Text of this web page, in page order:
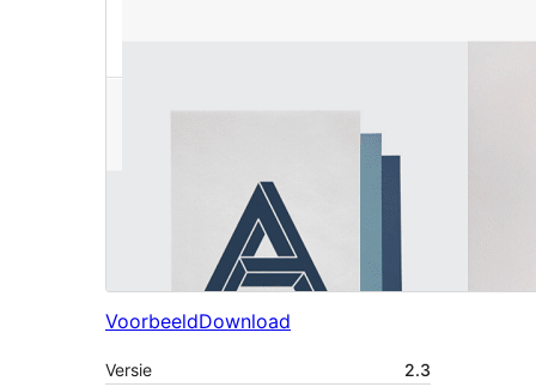
VoorbeeldDownload
Versie
2.3